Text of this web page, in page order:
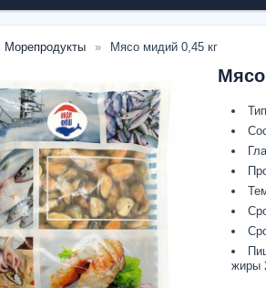
Морепродукты Мясо мидий 0,45 кг
жиры